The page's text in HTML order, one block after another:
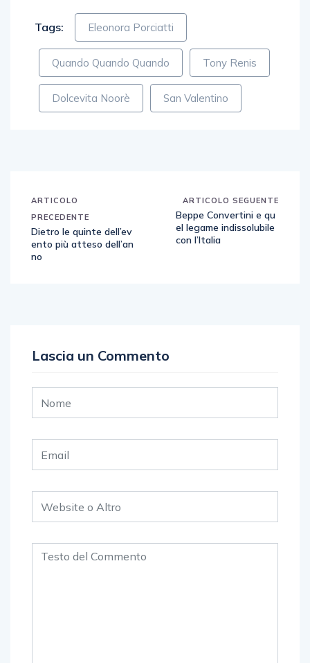
Tags: Eleonora Porciatti
Quando Quando Quando Tony Renis
Dolcevita Noorè San Valentino
ARTICOLO
PRECEDENTE
Dietro le quinte dell’ev
ento più atteso dell’an
no
ARTICOLO SEGUENTE
Beppe Convertini e qu
el legame indissolubile
con l’Italia
Lascia un Commento